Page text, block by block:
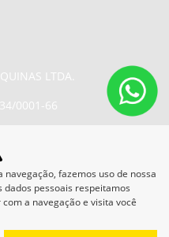
LTDA.
0001-66
fazemos uso de nossa
pessoais respeitamos
com a navegação e visita você